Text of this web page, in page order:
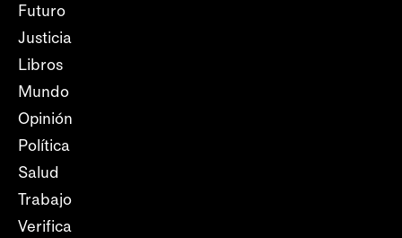
Futuro
Justicia
Libros
Mundo
Opinión
Política
Salud
Trabajo
Verifica